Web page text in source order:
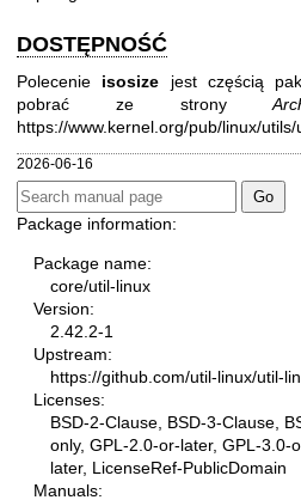
DOSTĘPNOŚĆ
Polecenie isosize jest częścią
pobrać ze strony
https://www.kernel.org/pub/linux/utils/
2026-06-16
Package information:
Package name:
core/util-linux
Version:
2.42.2-1
Upstream:
https://github.com/util-linux/util-
Licenses:
BSD-2-Clause, BSD-3-Clause,
only, GPL-2.0-or-later, GPL-3.0-
later, LicenseRef-PublicDomain
Manuals: